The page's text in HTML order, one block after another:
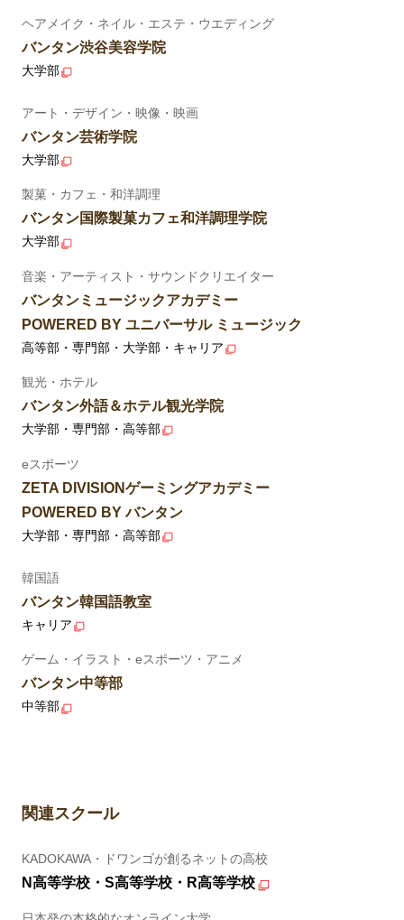
ヘアメイク・ネイル・エステ・ウエディング
バンタン渋谷美容学院
大学部
アート・デザイン・映像・映画
バンタン芸術学院
大学部
製菓・カフェ・和洋調理
バンタン国際製菓カフェ和洋調理学院
大学部
音楽・アーティスト・サウンドクリエイター
バンタンミュージックアカデミー
POWERED BY ユニバーサル ミュージック
高等部・専門部・大学部・キャリア
観光・ホテル
バンタン外語＆ホテル観光学院
大学部・専門部・高等部
eスポーツ
ZETA DIVISIONゲーミングアカデミー
POWERED BY バンタン
大学部・専門部・高等部
韓国語
バンタン韓国語教室
キャリア
ゲーム・イラスト・eスポーツ・アニメ
バンタン中等部
中等部
関連スクール
KADOKAWA・ドワンゴが創るネットの高校
N高等学校・S高等学校・R高等学校